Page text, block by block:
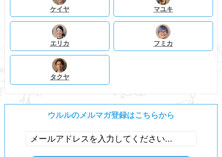
ケイヤ マユキ
エリカ フミカ
タクヤ
ウルルのメルマガ登録はこちらから